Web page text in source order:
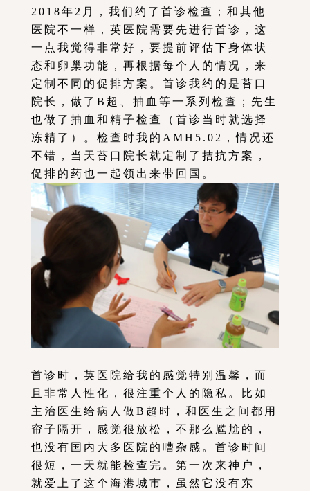
2018年2月，我们约了首诊检查；和其他
医院不一样，英医院需要先进行首诊，这
一点我觉得非常好，要提前评估下身体状
态和卵巢功能，再根据每个人的情况，来
定制不同的促排方案。首诊我约的是苔口
院长，做了B超、抽血等一系列检查；先生
也做了抽血和精子检查（首诊当时就选择
冻精了）。检查时我的AMH5.02，情况还
不错，当天苔口院长就定制了拮抗方案，
促排的药也一起领出来带回国。
首诊时，英医院给我的感觉特别温馨，而
且非常人性化，很注重个人的隐私。比如
主治医生给病人做B超时，和医生之间都用
帘子隔开，感觉很放松，不那么尴尬的，
也没有国内大多医院的嘈杂感。首诊时间
很短，一天就能检查完。第一次来神户，
就爱上了这个海港城市，虽然它没有东